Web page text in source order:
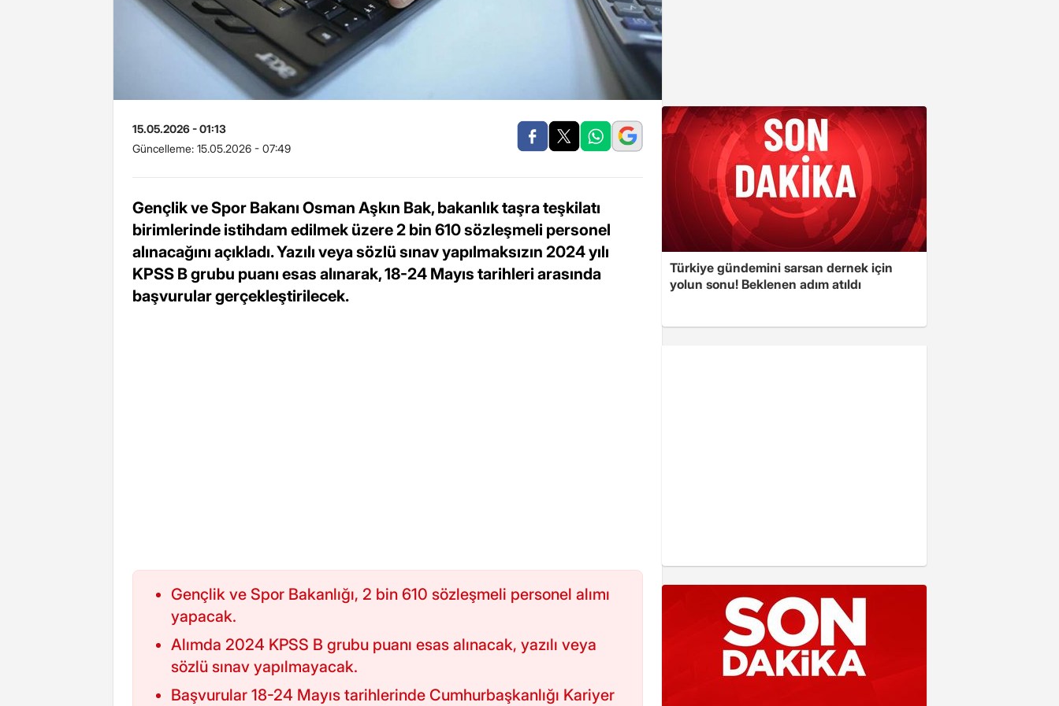
15.05.2026 - 01:13
Güncelleme: 15.05.2026 - 07:49
Gençlik ve Spor Bakanı Osman Aşkın Bak, bakanlık taşra teşkilatı
birimlerinde istihdam edilmek üzere 2 bin 610 sözleşmeli personel
alınacağını açıkladı. Yazılı veya sözlü sınav yapılmaksızın 2024 yılı
KPSS B grubu puanı esas alınarak, 18-24 Mayıs tarihleri arasında
başvurular gerçekleştirilecek.
Gençlik ve Spor Bakanlığı, 2 bin 610 sözleşmeli personel alımı
yapacak.
Alımda 2024 KPSS B grubu puanı esas alınacak, yazılı veya
sözlü sınav yapılmayacak.
Başvurular 18-24 Mayıs tarihlerinde Cumhurbaşkanlığı Kariyer
Türkiye gündemini sarsan dernek için
yolun sonu! Beklenen adım atıldı